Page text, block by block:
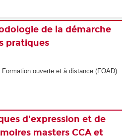
de la démarche
pratiques
ouverte et à distance (FOAD)
d'expression et de
masters CCA et